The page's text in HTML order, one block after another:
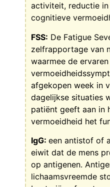
activiteit, reductie
cognitieve
FSS: De Fatigue
zelfrapportage van
waarmee de
afgekopen week in
dagelijkse situaties
patiënt geeft aan in
vermoeidheid het
IgG: een antistof of
eiwit dat de mens
op antigenen.
lichaamsvreemde